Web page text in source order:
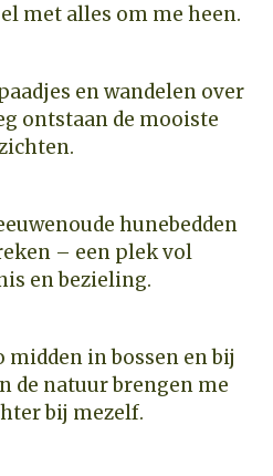
met alles om me heen.
en wandelen over
ontstaan de mooiste
hunebedden
– een plek vol
en bezieling.
midden in bossen en bij
de natuur brengen me
bij mezelf.